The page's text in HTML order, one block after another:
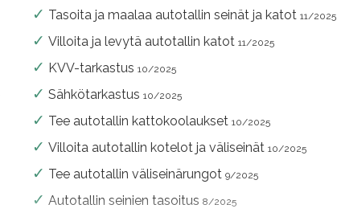
Tasoita ja maalaa autotallin seinät ja katot 11/2025
Villoita ja levytä autotallin katot 11/2025
KVV-tarkastus 10/2025
Sähkötarkastus 10/2025
Tee autotallin kattokoolaukset 10/2025
Villoita autotallin kotelot ja väliseinät 10/2025
Tee autotallin väliseinärungot 9/2025
Autotallin seinien tasoitus 8/2025